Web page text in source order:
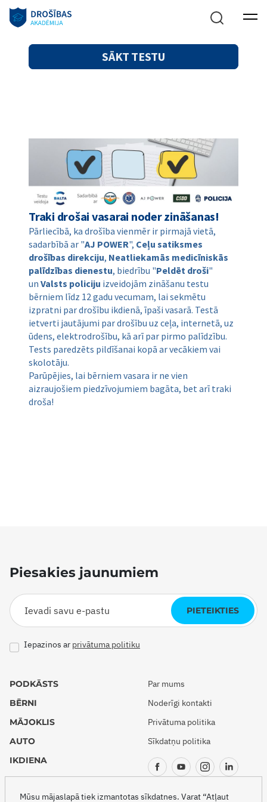
Piesakies jaunumiem
PIETEIKTIES
Iepazinos ar privātuma politiku
PODKĀSTS
BĒRNI
MĀJOKLIS
AUTO
IKDIENA
CEĻOJUMI
Par mums
Noderīgi kontakti
Privātuma politika
Sīkdatņu politika
Mūsu mājaslapā tiek izmantotas sīkdatnes. Varat “Atļaut